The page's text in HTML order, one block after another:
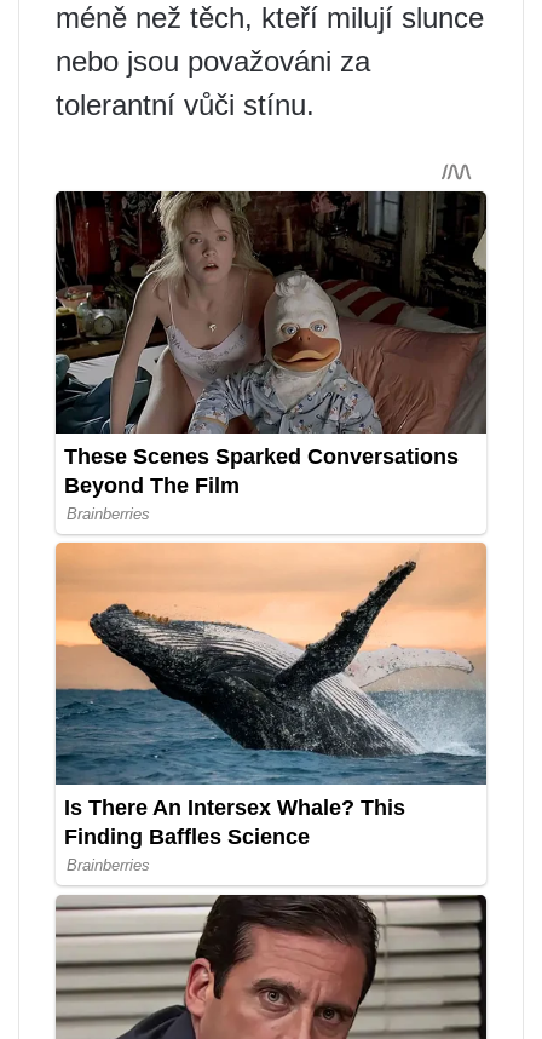
méně než těch, kteří milují slunce
nebo jsou považováni za
tolerantní vůči stínu.